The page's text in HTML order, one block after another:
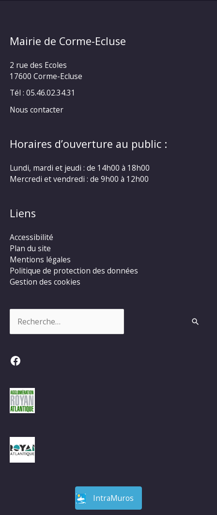
Mairie de Corme-Ecluse
2 rue des Ecoles
17600 Corme-Ecluse
Tél : 05.46.02.34.31
Nous contacter
Horaires d’ouverture au public :
Lundi, mardi et jeudi : de 14h00 à 18h00
Mercredi et vendredi : de 9h00 à 12h00
Liens
Accessibilité
Plan du site
Mentions légales
Politique de protection des données
Gestion des cookies
Facebook
IntraMuros